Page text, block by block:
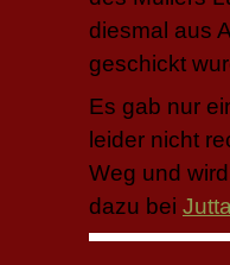
diesmal aus
geschickt
Es gab nur
leider nicht
Weg und
dazu bei